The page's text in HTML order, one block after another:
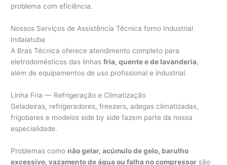
problema com eficiência.
Nossos Serviços de Assistência Técnica forno Industrial
Indaiatuba
A Bras Técnica oferece atendimento completo para
eletrodomésticos das linhasfria, quente e de lavanderia,
além de equipamentos de uso profissional e industrial.
Linha Fria — Refrigeração e Climatização
Geladeiras, refrigeradores, freezers, adegas climatizadas,
frigobares e modelos side by side fazem parte da nossa
especialidade.
Problemas como não gelar, acúmulo de gelo, barulho
excessivo, vazamento de água ou falha no compressor são